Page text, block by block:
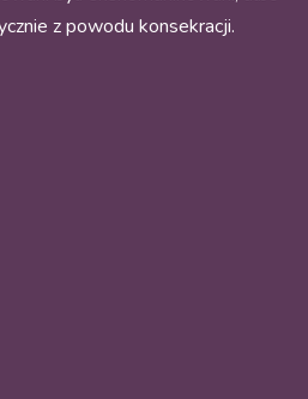
z powodu konsekracji.